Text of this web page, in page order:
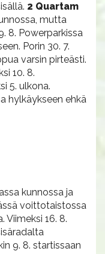
2 Quartam
mutta
8. Powerparkissa
Porin 30. 7.
varsin pirteästi.
10. 8.
5. ulkona.
hylkäykseen ehkä
kunnossa ja
voittotaistossa
16. 8.
9. 8. startissaan